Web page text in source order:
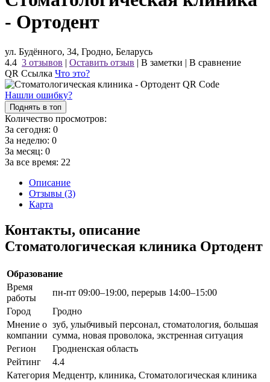
- Ортодент
ул. Будённого, 34, Гродно, Беларусь
4.4 3 отзывов | Оставить отзыв | В заметки | В сравнение
QR Ссылка Что это?
Нашли ошибку?
Поднять в топ
Количество просмотров:
За сегодня: 0
За неделю: 0
За месяц: 0
За все время: 22
Описание
Отзывы (3)
Карта
Контакты, описание
Стоматологическая клиника Ортодент
Образование
Время
работы
пн-пт 09:00–19:00, перерыв 14:00–15:00
Город
Гродно
Мнение о
компании
зуб, улыбчивый персонал, стоматология, большая
сумма, новая проволока, экстренная ситуация
Регион
Гродненская область
Рейтинг
4.4
Категория Медцентр, клиника, Стоматологическая клиника